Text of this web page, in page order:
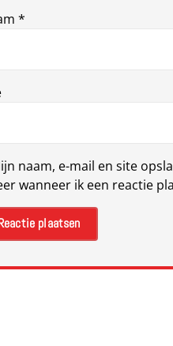
*
naam, e-mail en site
wanneer ik een reactie